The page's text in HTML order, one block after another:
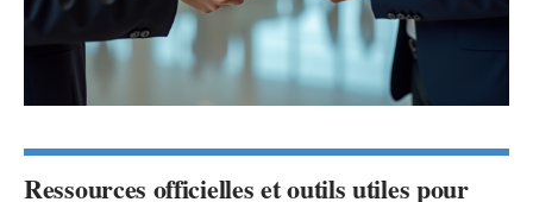
Ressources officielles et outils utiles pour